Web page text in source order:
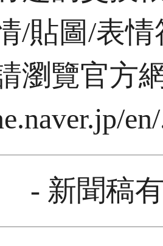
/貼圖/表
瀏覽官方
- 新聞稿